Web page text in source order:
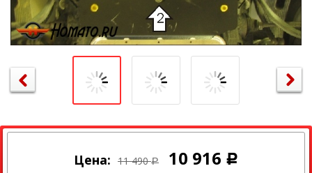
Цена: 11 490 Р 10 916 Р